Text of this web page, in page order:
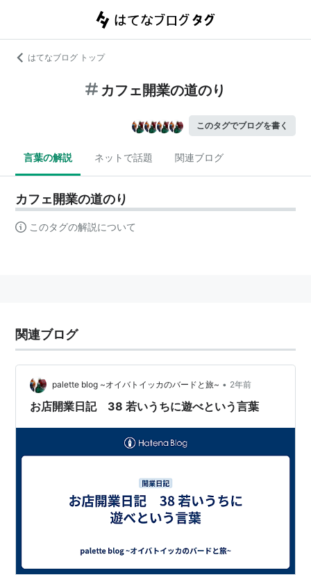
はてなブログ トップ
カフェ開業の道のり
このタグでブログを書く
言葉の解説 ネットで話題 関連ブログ
カフェ開業の道のり
このタグの解説について
関連ブログ
palette blog ~オイバトイッカのバードと旅~ • 2年前
お店開業日記 38 若いうちに遊べという言葉